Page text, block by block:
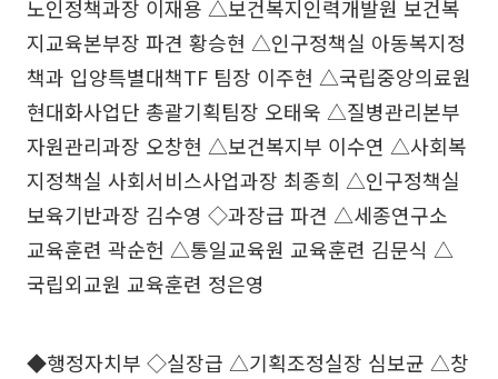
노인정책과장 이재용 △보건복지인력개발원 보건복
지교육본부장 파견 황승현 △인구정책실 아동복지정
책과 입양특별대책TF 팀장 이주현 △국립중앙의료원
현대화사업단 총괄기획팀장 오태욱 △질병관리본부
자원관리과장 오창현 △보건복지부 이수연 △사회복
지정책실 사회서비스사업과장 최종희 △인구정책실
보육기반과장 김수영 ◇과장급 파견 △세종연구소
교육훈련 곽순헌 △통일교육원 교육훈련 김문식 △
국립외교원 교육훈련 정은영
◆행정자치부 ◇실장급 △기획조정실장 심보균 △창